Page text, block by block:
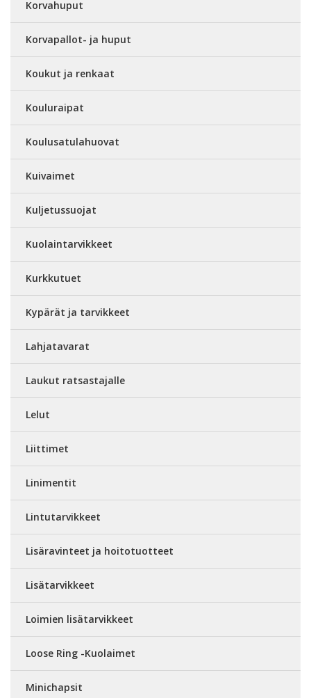
Korvahuput
Korvapallot- ja huput
Koukut ja renkaat
Kouluraipat
Koulusatulahuovat
Kuivaimet
Kuljetussuojat
Kuolaintarvikkeet
Kurkkutuet
Kypärät ja tarvikkeet
Lahjatavarat
Laukut ratsastajalle
Lelut
Liittimet
Linimentit
Lintutarvikkeet
Lisäravinteet ja hoitotuotteet
Lisätarvikkeet
Loimien lisätarvikkeet
Loose Ring -Kuolaimet
Minichapsit